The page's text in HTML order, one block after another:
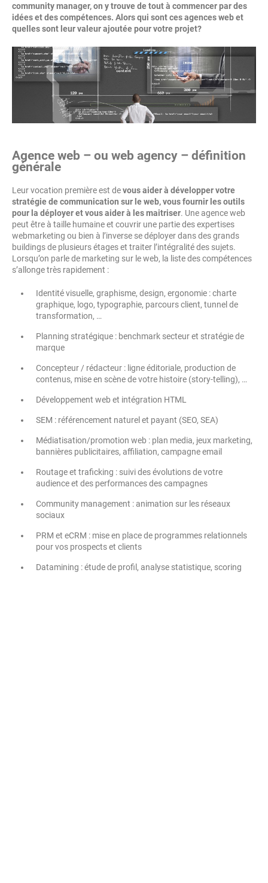
community manager, on y trouve de tout à commencer par des
idées et des compétences. Alors qui sont ces agences web et
quelles sont leur valeur ajoutée pour votre projet?
Agence web – ou web agency – définition
générale
Leur vocation première est devous aider à développer votre
stratégie de communication sur le web, vous fournir les outils
pour la déployer et vous aider à les maitriser. Une agence web
peut être à taille humaine et couvrir une partie des expertises
webmarketing ou bien à l’inverse se déployer dans des grands
buildings de plusieurs étages et traiter l’intégralité des sujets.
Lorsqu’on parle de marketing sur le web, la liste des compétences
s’allonge très rapidement :
Identité visuelle, graphisme, design, ergonomie : charte
graphique, logo, typographie, parcours client, tunnel de
transformation, …
Planning stratégique : benchmark secteur et stratégie de
marque
Concepteur / rédacteur : ligne éditoriale, production de
contenus, mise en scène de votre histoire (story-telling), …
Développement web et intégration HTML
SEM : référencement naturel et payant (SEO, SEA)
Médiatisation/promotion web : plan media, jeux marketing,
bannières publicitaires, affiliation, campagne email
Routage et traficking : suivi des évolutions de votre
audience et des performances des campagnes
Community management : animation sur les réseaux
sociaux
PRM et eCRM : mise en place de programmes relationnels
pour vos prospects et clients
Datamining : étude de profil, analyse statistique, scoring